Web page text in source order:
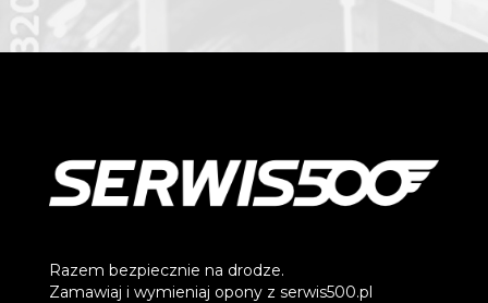
Razem bezpiecznie na drodze.
Zamawiaj i wymieniaj opony z serwis500.pl